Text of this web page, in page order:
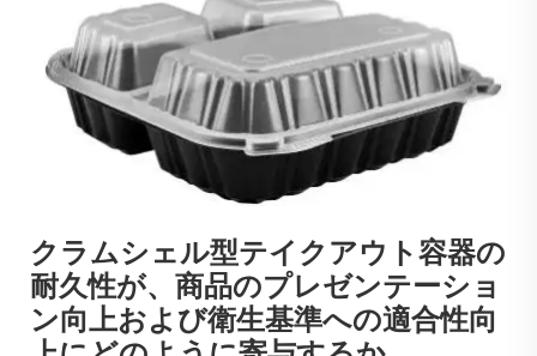
クラムシェル型テイクアウト容器の
耐久性が、商品のプレゼンテーショ
ン向上および衛生基準への適合性向